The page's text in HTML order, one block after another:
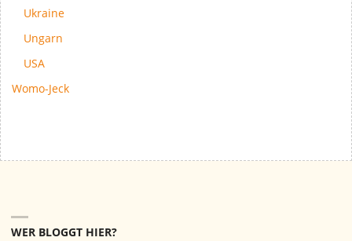
Ukraine
Ungarn
USA
Womo-Jeck
WER BLOGGT HIER?